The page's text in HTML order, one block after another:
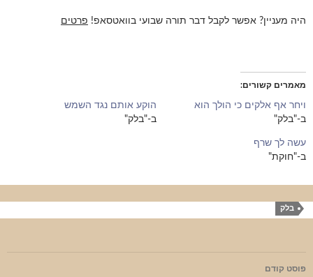
היה מעניין? אפשר לקבל דבר תורה שבועי בוואטסאפ! פרטים
מאמרים קשורים
ויחר אף אלקים כי הולך הוא
ב-"בלק"
הוקע אותם נגד השמש
ב-"בלק"
עשה לך שרף
ב-"חוקת"
בלק
ניווט
פוסט קודם